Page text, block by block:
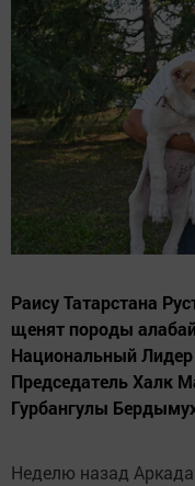
Раису Татарстана
щенят породы
Национальный Лидер
Председатель Халк
Гурбангулы
Неделю назад